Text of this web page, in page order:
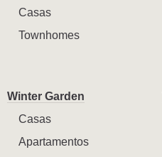
Casas
Townhomes
Winter Garden
Casas
Apartamentos